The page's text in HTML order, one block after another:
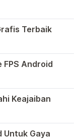
ada satu genre
Terbaik
bermain game,
FPS Android
era digital saat ini,
Keajaiban
telah mencuri
Untuk Gaya